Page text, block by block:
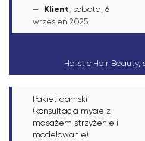
Klient , sobota, 6
wrzesień 2025
Holistic Hair Beauty,
Pakiet damski
(konsultacja mycie z
masażem strzyżenie i
modelowanie)